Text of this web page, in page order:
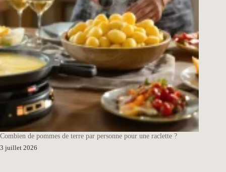
Combien de pommes de terre par personne pour une raclette ?
3 juillet 2026